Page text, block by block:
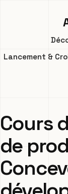
Lancement &
Cours
de